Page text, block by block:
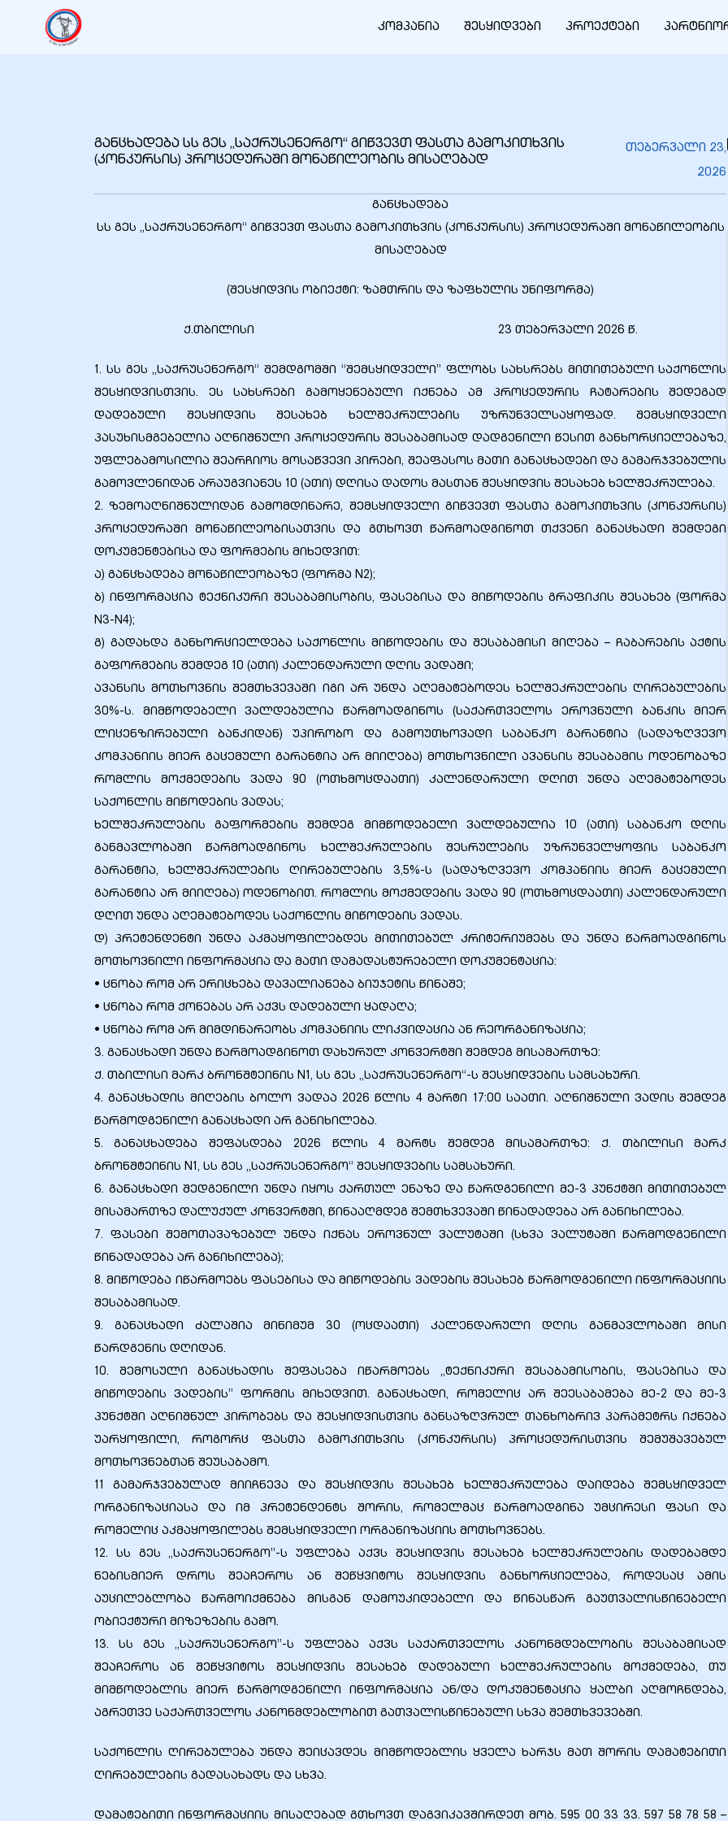
კომპანია შესყიდვები პროექტები
განცხადება სს გეს „საქრუსენერგო“ გიწვევთ ფასთა გამოკითხვის
(კონკურსის) პროცედურაში მონაწილეობის მისაღებად
თებერვალი 23,
2026
განცხადება
სს გეს „საქრუსენერგო“ გიწვევთ ფასთა გამოკითხვის (კონკურსის) პროცედურაში მონაწილეობის
მისაღებად
(შესყიდვის ობიექტი: ზამთრის და ზაფხულის უნიფორმა)
ქ.თბილისი 23 თებერვალი 2026 წ.
1. სს გეს „საქრუსენერგო“ შემდგომში “შემსყიდველი” ფლობს სახსრებს მითითებული საქონლის
შესყიდვისთვის. ეს სახსრები გამოყენებული იქნება ამ პროცედურის ჩატარების შედეგად
დადებული შესყიდვის შესახებ ხელშეკრულების უზრუნველსაყოფად. შემსყიდველი
პასუხისმგებელია აღნიშნული პროცედურის შესაბამისად დადგენილი წესით განხორციელებაზე,
უფლებამოსილია შეარჩიოს მოსაწვევი პირები, შეაფასოს მათი განაცხადები და გამარჯვებულის
გამოვლენიდან არაუგვიანეს 10 (ათი) დღისა დადოს მასთან შესყიდვის შესახებ ხელშეკრულება.
2. ზემოაღნიშნულიდან გამომდინარე, შემსყიდველი გიწვევთ ფასთა გამოკითხვის (კონკურსის)
პროცედურაში მონაწილეობისათვის და გთხოვთ წარმოადგინოთ თქვენი განაცხადი შემდეგი
დოკუმენტებისა და ფორმების მიხედვით:
ა) განცხადება მონაწილეობაზე (ფორმა N2);
ბ) ინფორმაცია ტექნიკური შესაბამისობის, ფასებისა და მიწოდების გრაფიკის შესახებ (ფორმა
N3-N4);
გ) გადახდა განხორციელდება საქონლის მიწოდების და შესაბამისი მიღება – ჩაბარების აქტის
გაფორმების შემდეგ 10 (ათი) კალენდარული დღის ვადაში;
ავანსის მოთხოვნის შემთხვევაში იგი არ უნდა აღემატებოდეს ხელშეკრულების ღირებულების
30%-ს. მიმწოდებელი ვალდებულია წარმოადგინოს (საქართველოს ეროვნული ბანკის მიერ
ლიცენზირებული ბანკიდან) უპირობო და გამოუთხოვადი საბანკო გარანტია (სადაზღვევო
კომპანიის მიერ გაცემული გარანტია არ მიიღება) მოთხოვნილი ავანსის შესაბამის ოდენობაზე
რომლის მოქმედების ვადა 90 (ოთხმოცდაათი) კალენდარული დღით უნდა აღემატებოდეს
საქონლის მიწოდების ვადას;
ხელშეკრულების გაფორმების შემდეგ მიმწოდებელი ვალდებულია 10 (ათი) საბანკო დღის
განმავლობაში წარმოადგინოს ხელშეკრულების შესრულების უზრუნველყოფის საბანკო
გარანტია, ხელშეკრულების ღირებულების 3,5%-ს (სადაზღვევო კომპანიის მიერ გაცემული
გარანტია არ მიიღება) ოდენობით. რომლის მოქმედების ვადა 90 (ოთხმოცდაათი) კალენდარული
დღით უნდა აღემატებოდეს საქონლის მიწოდების ვადას.
დ) პრეტენდენტი უნდა აკმაყოფილებდეს მითითებულ კრიტერიუმებს და უნდა წარმოადგინოს
მოთხოვნილი ინფორმაცია და მათი დამადასტურებელი დოკუმენტაცია:
• ცნობა რომ არ ერიცხება დავალიანება ბიუჯეტის წინაშე;
• ცნობა რომ ქონებას არ აქვს დადებული ყადაღა;
• ცნობა რომ არ მიმდინარეობს კომპანიის ლიკვიდაცია ან რეორგანიზაცია;
3. განაცხადი უნდა წარმოადგინოთ დახურულ კონვერტში შემდეგ მისამართზე:
ქ. თბილისი მარკ ბრონშტეინის N1, სს გეს „საქრუსენერგო“-ს შესყიდვების სამსახური.
4. განაცხადის მიღების ბოლო ვადაა 2026 წლის 4 მარტი 17:00 საათი. აღნიშნული ვადის შემდეგ
წარმოდგენილი განაცხადი არ განიხილება.
5. განაცხადება შეფასდება 2026 წლის 4 მარტს შემდეგ მისამართზე: ქ. თბილისი მარკ
ბრონშტეინის N1, სს გეს „საქრუსენერგო“ შესყიდვების სამსახური.
6. განაცხადი შედგენილი უნდა იყოს ქართულ ენაზე და წარდგენილი მე-3 პუნქტში მითითებულ
მისამართზე დალუქულ კონვერტში, წინააღმდეგ შემთხვევაში წინადადება არ განიხილება.
7. ფასები შემოთავაზებულ უნდა იქნას ეროვნულ ვალუტაში (სხვა ვალუტაში წარმოდგენილი
წინადადება არ განიხილება);
8. მიწოდება იწარმოებს ფასებისა და მიწოდების ვადების შესახებ წარმოდგენილი ინფორმაციის
შესაბამისად.
9. განაცხადი ძალაშია მინიმუმ 30 (ოცდაათი) კალენდარული დღის განმავლობაში მისი
წარდგენის დღიდან.
10. შემოსული განაცხადის შეფასება იწარმოებს „ტექნიკური შესაბამისობის, ფასებისა და
მიწოდების ვადების” ფორმის მიხედვით. განაცხადი, რომელიც არ შეესაბამება მე-2 და მე-3
პუნქტში აღნიშნულ პირობებს და შესყიდვისთვის განსაზღვრულ თანხობრივ პარამეტრს იქნება
უარყოფილი, როგორც ფასთა გამოკითხვის (კონკურსის) პროცედურისთვის შემუშავებულ
მოთხოვნებთან შეუსაბამო.
11 გამარჯვებულად მიიჩნევა და შესყიდვის შესახებ ხელშეკრულება დაიდება შემსყიდველ
ორგანიზაციასა და იმ პრეტენდენტს შორის, რომელმაც წარმოადგინა უმცირესი ფასი და
რომელიც აკმაყოფილებს შემსყიდველი ორგანიზაციის მოთხოვნებს.
12. სს გეს ,,საქრუსენერგო’’-ს უფლება აქვს შესყიდვის შესახებ ხელშეკრულების დადებამდე
ნებისმიერ დროს შეაჩეროს ან შეწყვიტოს შესყიდვის განხორციელება, როდესაც ამის
აუცილებლობა წარმოიქმნება მისგან დამოუკიდებელი და წინასწარ გაუთვალისწინებელი
ობიექტური მიზეზების გამო.
13. სს გეს ,,საქრუსენერგო’’-ს უფლება აქვს საქართველოს კანონმდებლობის შესაბამისად
შეაჩეროს ან შეწყვიტოს შესყიდვის შესახებ დადებული ხელშეკრულების მოქმედება, თუ
მიმწოდებლის მიერ წარმოდგენილი ინფორმაცია ან/და დოკუმენტაცია ყალბი აღმოჩნდება,
აგრეთვე საქართველოს კანონმდებლობით გათვალისწინებული სხვა შემთხვევებში.
საქონლის ღირებულება უნდა შეიცავდეს მიმწოდებლის ყველა ხარჯს მათ შორის დამატებითი
ღირებულების გადასახადს და სხვა.
დამატებითი ინფორმაციის მისაღებად გთხოვთ დაგვიკავშირდეთ მობ. 595 00 33 33. 597 58 78 58 –